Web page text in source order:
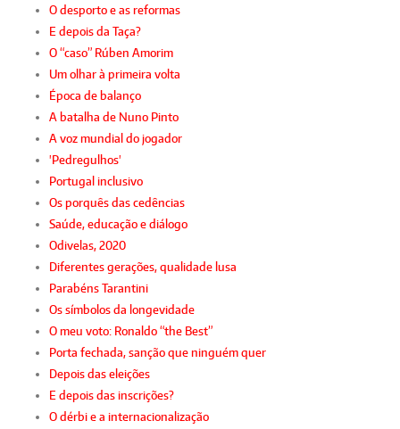
O desporto e as reformas
E depois da Taça?
O “caso” Rúben Amorim
Um olhar à primeira volta
Época de balanço
A batalha de Nuno Pinto
A voz mundial do jogador
'Pedregulhos'
Portugal inclusivo
Os porquês das cedências
Saúde, educação e diálogo
Odivelas, 2020
Diferentes gerações, qualidade lusa
Parabéns Tarantini
Os símbolos da longevidade
O meu voto: Ronaldo “the Best”
Porta fechada, sanção que ninguém quer
Depois das eleições
E depois das inscrições?
O dérbi e a internacionalização